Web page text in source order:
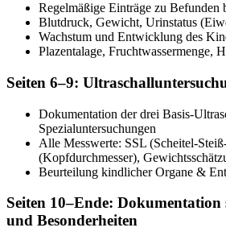
Regelmäßige Einträge zu Befunden
Blutdruck, Gewicht, Urinstatus
Wachstum und Entwicklung des
Plazentalage, Fruchtwassermenge,
Seiten 6–9:
Dokumentation der drei Basis-
Spezialuntersuchungen
Alle Messwerte: SSL (Scheitel-
(Kopfdurchmesser),
Beurteilung kindlicher Organe &
Seiten 10–Ende: Dokumentation
und Besonderheiten